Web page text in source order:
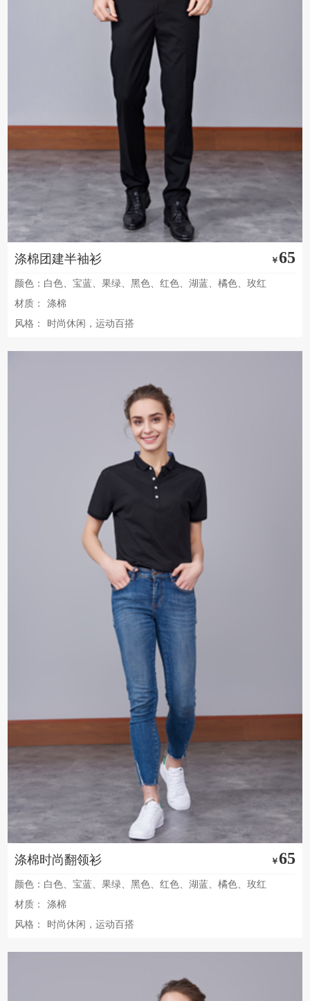
涤棉团建半袖衫 ￥65
颜色：白色、宝蓝、果绿、黑色、红色、湖蓝、橘色、玫红
材质：
涤棉
风格：
时尚休闲，运动百搭
涤棉时尚翻领衫 ￥65
颜色：白色、宝蓝、果绿、黑色、红色、湖蓝、橘色、玫红
材质：
涤棉
风格：
时尚休闲，运动百搭